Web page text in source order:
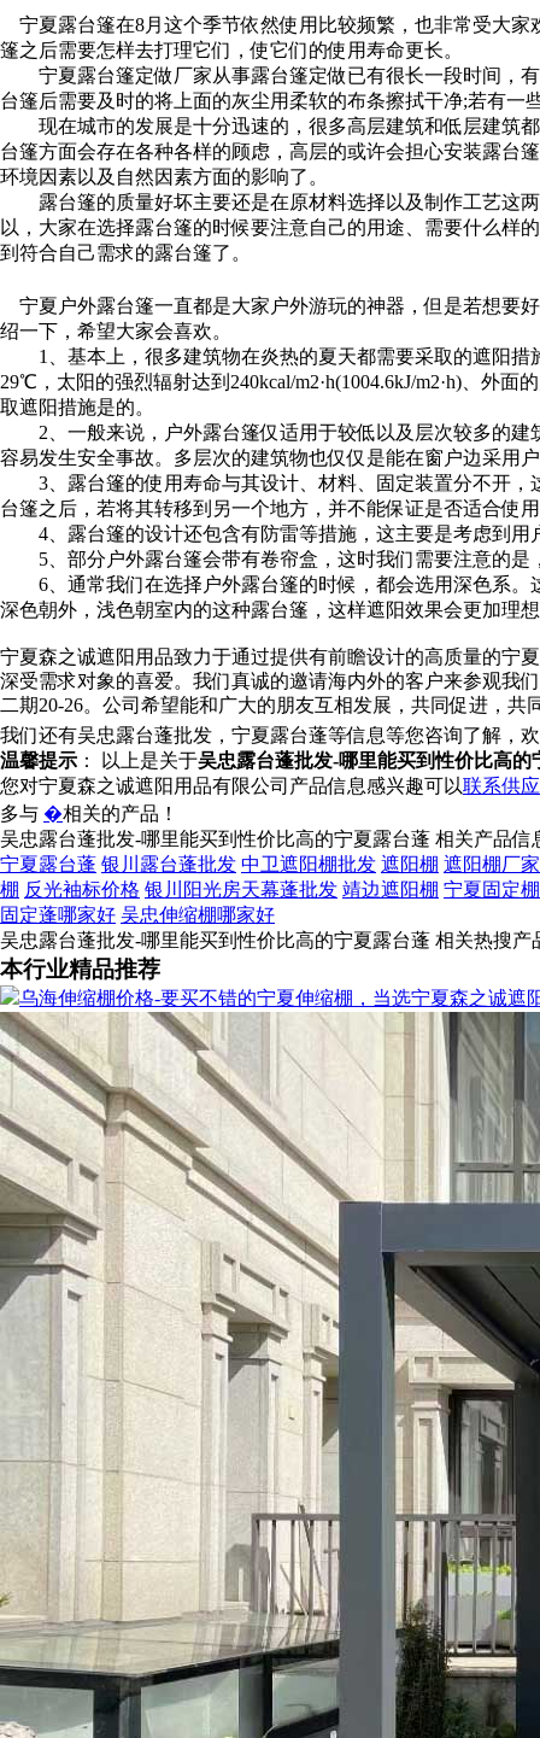
宁夏露台篷在8月这个季节依然使用比较频繁，也非常受大
篷之后需要怎样去打理它们，使它们的使用寿命更长。
宁夏露台篷定做厂家从事露台篷定做已有很长一段时间，有
台篷后需要及时的将上面的灰尘用柔软的布条擦拭干净;若有
现在城市的发展是十分迅速的，很多高层建筑和低层建筑都
台篷方面会存在各种各样的顾虑，高层的或许会担心安装露台
环境因素以及自然因素方面的影响了。
露台篷的质量好坏主要还是在原材料选择以及制作工艺这两
以，大家在选择露台篷的时候要注意自己的用途、需要什么样
到符合自己需求的露台篷了。
宁夏户外露台篷一直都是大家户外游玩的神器，但是若想要
绍一下，希望大家会喜欢。
1、基本上，很多建筑物在炎热的夏天都需要采取的遮阳措
29℃，太阳的强烈辐射达到240kcal/m2·h(1004.6kJ/m2·h)、外
取遮阳措施是的。
2、一般来说，户外露台篷仅适用于较低以及层次较多的建
容易发生安全事故。多层次的建筑物也仅仅是能在窗户边采用
3、露台篷的使用寿命与其设计、材料、固定装置分不开，
台篷之后，若将其转移到另一个地方，并不能保证是否适合使
4、露台篷的设计还包含有防雷等措施，这主要是考虑到用
5、部分户外露台篷会带有卷帘盒，这时我们需要注意的是
6、通常我们在选择户外露台篷的时候，都会选用深色系。
深色朝外，浅色朝室内的这种露台篷，这样遮阳效果会更加理
宁夏森之诚遮阳用品致力于通过提供有前瞻设计的高质量的宁
深受需求对象的喜爱。我们真诚的邀请海内外的客户来参观我
二期20-26。公司希望能和广大的朋友互相发展，共同促进，共
我们还有吴忠露台蓬批发，宁夏露台蓬等信息等您咨询了解，
温馨提示 ： 以上是关于吴忠露台蓬批发-哪里能买到性价比高的
您对宁夏森之诚遮阳用品有限公司产品信息感兴趣可以联系供
多与 �相关的产品！
吴忠露台蓬批发-哪里能买到性价比高的宁夏露台蓬 相关产品信
宁夏露台蓬 银川露台蓬批发 中卫遮阳棚批发 遮阳棚 遮阳棚厂家
棚 反光袖标价格 银川阳光房天幕蓬批发 靖边遮阳棚 宁夏固定
固定蓬哪家好 吴忠伸缩棚哪家好
吴忠露台蓬批发-哪里能买到性价比高的宁夏露台蓬 相关热搜产
本行业精品推荐
乌海伸缩棚价格-要买不错的宁夏伸缩棚，当选宁夏森之诚遮